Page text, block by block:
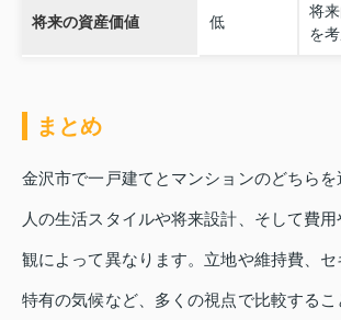
将来の資産価値 低
将
を
まとめ
金沢市で一戸建てとマンションのどちら
人の生活スタイルや将来設計、そして費
観によって異なります。立地や維持費、
特有の気候など、多くの視点で比較する